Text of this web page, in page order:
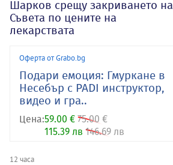
Шарков срещу закриването на
Съвета по цените на
лекарствата
Оферта от Grabo.bg
Подари емоция: Гмуркане в
Несебър с PADI инструктор,
видео и гра..
Цена:59.00 € 75.00 €
115.39 лв 146.69 лв
12 часа